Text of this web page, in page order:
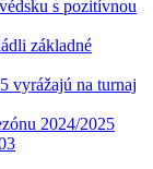
s pozitívnou
základné
vyrážajú na turnaj
2024/2025